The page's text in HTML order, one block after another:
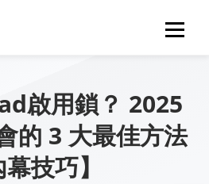
啟用鎖？ 2025
的 3 大最佳方法
幕技巧】